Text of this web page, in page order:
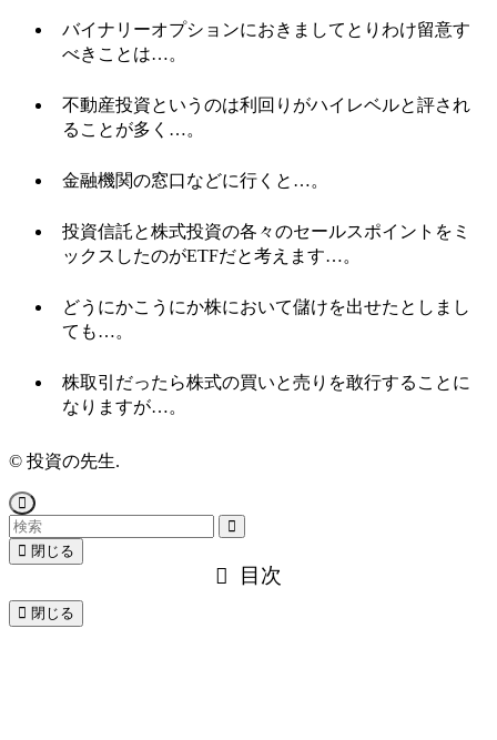
バイナリーオプションにおきましてとりわけ留意す
べきことは…。
不動産投資というのは利回りがハイレベルと評され
ることが多く…。
金融機関の窓口などに行くと…。
投資信託と株式投資の各々のセールスポイントをミ
ックスしたのがETFだと考えます…。
どうにかこうにか株において儲けを出せたとしまし
ても…。
株取引だったら株式の買いと売りを敢行することに
なりますが…。
© 投資の先生.
閉じる
目次
閉じる